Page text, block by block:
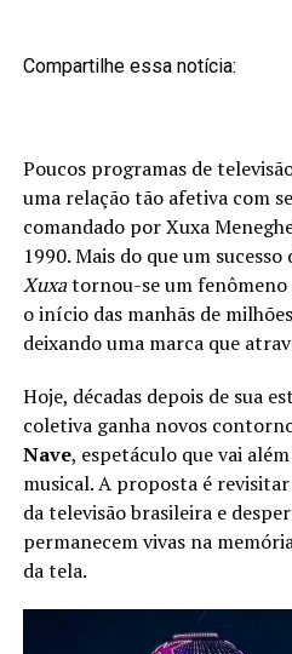
Compartilhe essa notícia:
Poucos programas de
uma relação tão afetiva com
comandado por Xuxa
1990. Mais do que um sucesso
Xuxatornou-se um
o início das manhãs de
deixando uma marca que
Hoje, décadas depois de sua
coletiva ganha novos
Nave, espetáculo que vai
musical. A proposta é
da televisão brasileira e
permanecem vivas na
da tela.